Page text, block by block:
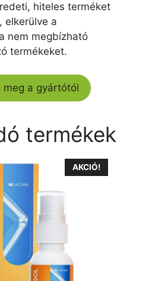
hiteles terméket
elkerülve a
nem megbízható
termékeket.
meg a gyártótól
termékek
AKCIÓ!